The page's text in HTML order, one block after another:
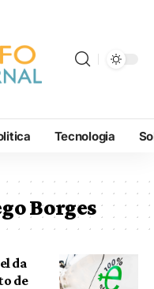
Tecnologia
Borges
da
de